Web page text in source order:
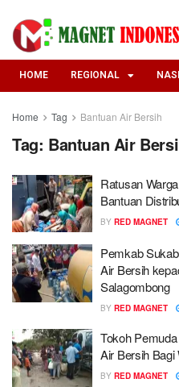
HOME REGIONAL
Home Tag Bantuan Air Bersih
Tag: Bantuan Air
Ratusan
Bantuan
BY RED MAGNET
Pemkab
Air Bersih
Salagombong
BY RED MAGNET
Tokoh
Air Bersih Bagi
BY RED MAGNET